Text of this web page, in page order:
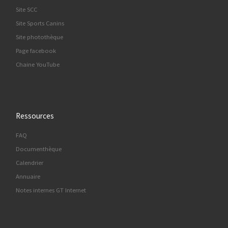
Site SCC
Site Sports Canins
Site photothèque
Page facebook
Chaine YouTube
Ressources
FAQ
Documenthèque
Calendrier
Annuaire
Notes internes GT Internet